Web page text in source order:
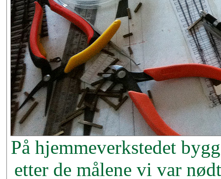
På hjemmeverkstedet
etter de målene vi var